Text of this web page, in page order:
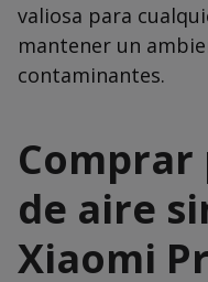
valiosa para
mantener un
contaminantes.
de aire
Xiaomi